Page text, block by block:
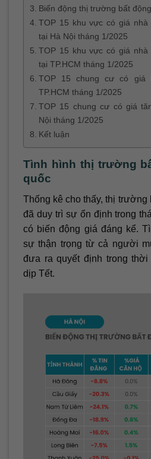
Biến động thị trường bất
TOP 15 khu vực có giá
tại Hà Nội tháng 1/2025
TOP 15 khu vực có giá
tại TP.HCM tháng 1/2025
TOP 15 chung cư có giá
TP.HCM tháng 1/2025
TOP 15 chung cư có giá
Nội tháng 1/2025
Kết luận
Tình hình thị trường
quốc
Thống kê cho thấy, thị trường
đã duy trì sự ổn định trong
có biến động giá đáng kể.
sự thận trọng từ cả người
đưa ra quyết định trong
dịp Tết.